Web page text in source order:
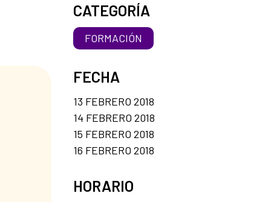
CATEGORÍA
FORMACIÓN
FECHA
13 FEBRERO 2018
14 FEBRERO 2018
15 FEBRERO 2018
16 FEBRERO 2018
HORARIO